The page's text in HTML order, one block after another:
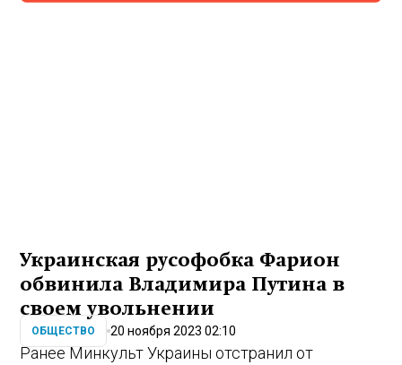
Украинская русофобка Фарион
обвинила Владимира Путина в
своем увольнении
ОБЩЕСТВО 20 ноября 2023 02:10
Ранее Минкульт Украины отстранил от